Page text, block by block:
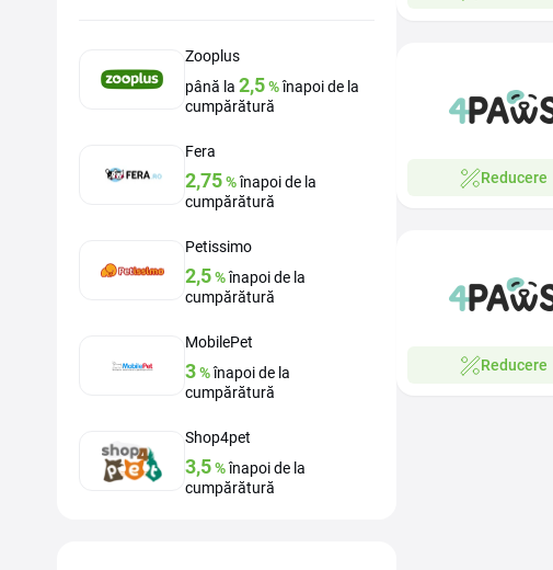
Zooplus
până la 2,5%înapoi de la
cumpărătură
Fera
2,75%înapoi de la
cumpărătură
Petissimo
2,5%înapoi de la
cumpărătură
MobilePet
3%înapoi de la
cumpărătură
Shop4pet
3,5%înapoi de la
cumpărătură
Reducere
Reducere